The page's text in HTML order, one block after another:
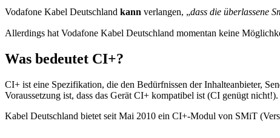
Vodafone Kabel Deutschland kann verlangen, „dass die überlassene
Allerdings hat Vodafone Kabel Deutschland momentan keine
Was bedeutet CI+?
CI+ ist eine Spezifikation, die den Bedürfnissen der Inhalteanbieter,
Voraussetzung ist, dass das Gerät CI+ kompatibel ist (CI genügt nicht!).
Kabel Deutschland bietet seit Mai 2010 ein CI+-Modul von SMiT